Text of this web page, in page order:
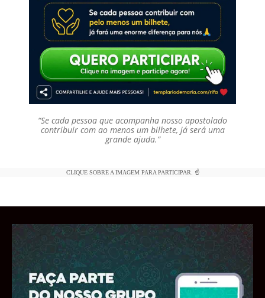
“Se cada pessoa que acompanha nosso apostolado
contribuir com ao menos um bilhete, já será uma
grande ajuda.”
CLIQUE SOBRE A IMAGEM PARA PARTICIPAR. ☝️